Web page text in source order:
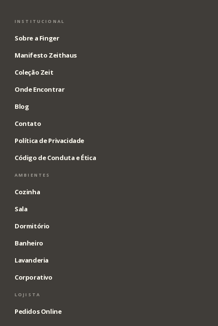
INSTITUCIONAL
Sobre a Finger
Manifesto Zeithaus
Coleção Zeit
Onde Encontrar
Blog
Contato
Política de Privacidade
Código de Conduta e Ética
AMBIENTES
Cozinha
Sala
Dormitório
Banheiro
Lavanderia
Corporativo
LOJISTA
Pedidos Online